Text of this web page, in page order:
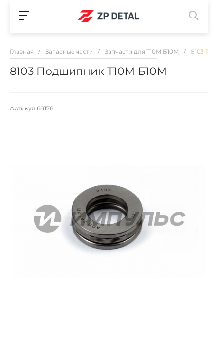
Главная / Запасные части / Запчасти для Т10М Б10М / 8103
8103 Подшипник Т10М Б10М
Артикул 68178